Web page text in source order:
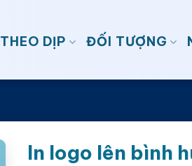
THEO DỊP ĐỐI TƯỢNG
In logo lên bình